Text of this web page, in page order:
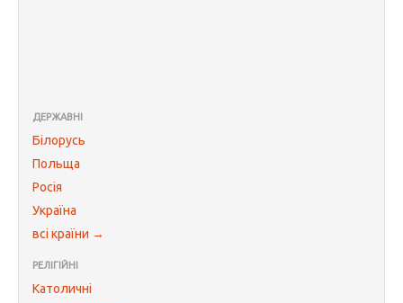
ДЕРЖАВНІ
Білорусь
Польща
Росія
Україна
всі країни →
РЕЛІГІЙНІ
Католичні